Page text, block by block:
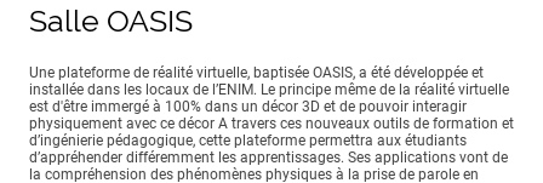
Salle OASIS
Une plateforme de réalité virtuelle, baptisée OASIS, a été développée et
installée dans les locaux de l’ENIM. Le principe même de la réalité virtuelle
est d'être immergé à 100% dans un décor 3D et de pouvoir interagir
physiquement avec ce décor A travers ces nouveaux outils de formation et
d’ingénierie pédagogique, cette plateforme permettra aux étudiants
d’appréhender différemment les apprentissages. Ses applications vont de
la compréhension des phénomènes physiques à la prise de parole en